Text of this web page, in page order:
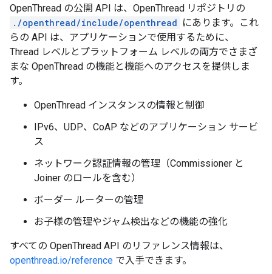
OpenThread の公開 API は、OpenThread リポジトリの
./openthread/include/openthread にあります。これ
らの API は、アプリケーションで使用するために、
Thread レベルとプラットフォーム レベルの両方でさまざ
まな OpenThread の機能と機能へのアクセスを提供しま
す。
OpenThread インスタンスの情報と制御
IPv6、UDP、CoAP などのアプリケーション サービ
ス
ネットワーク認証情報の管理（Commissioner と
Joiner のロールを含む）
ボーダー ルーターの管理
お子様の管理やジャム検出などの機能の強化
すべての OpenThread API のリファレンス情報は、
openthread.io/reference で入手できます。